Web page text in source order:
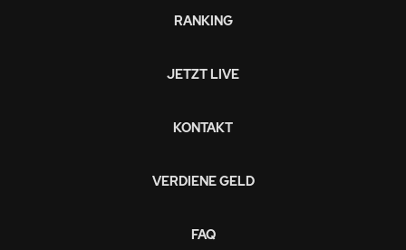
RANKING
JETZT LIVE
KONTAKT
VERDIENE GELD
FAQ